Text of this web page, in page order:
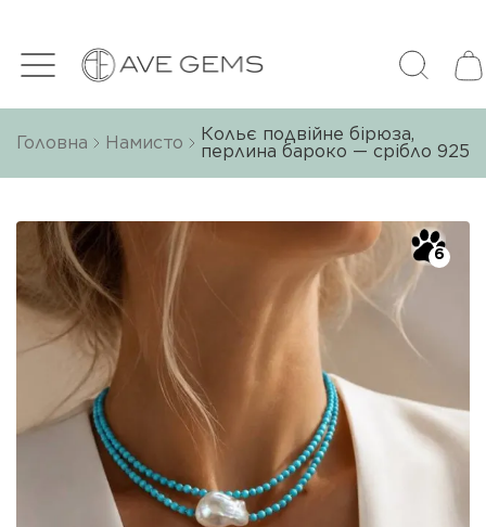
Головна Намисто
Кольє подвійне бірюза,
перлина бароко — срібло 925
6